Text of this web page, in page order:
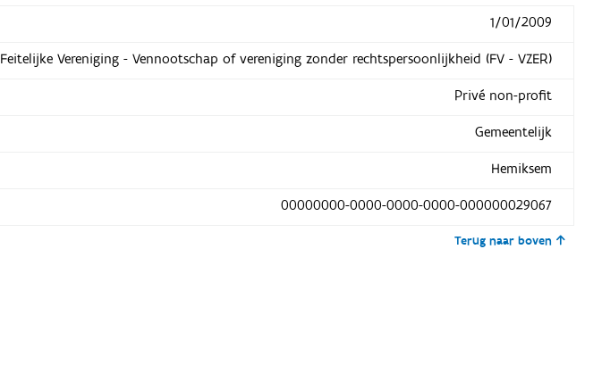
1/01/2009
Feitelijke Vereniging - Vennootschap of vereniging zonder rechtspersoonlijkheid (FV - VZER)
Privé non-profit
Gemeentelijk
Hemiksem
00000000-0000-0000-0000-000000029067
Terug naar boven